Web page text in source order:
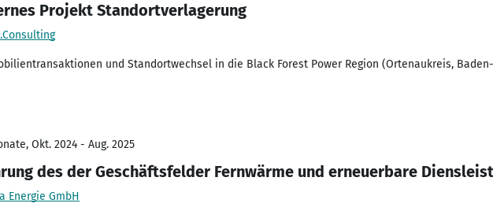
Projekt Standortverlagerung
und Standortwechsel in die Black Forest Power Region (Ortenaukreis,
Okt. 2024 - Aug. 2025
des der Geschäftsfelder Fernwärme und erneuerbare
Energie GmbH